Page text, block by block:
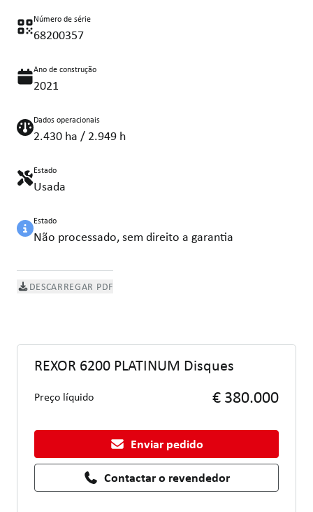
Número de série
68200357
Ano de construção
2021
Dados operacionais
2.430 ha / 2.949 h
Estado
Usada
Estado
Não processado, sem direito a garantia
DESCARREGAR PDF
REXOR 6200 PLATINUM Disques
Preço líquido € 380.000
Enviar pedido
Contactar o revendedor